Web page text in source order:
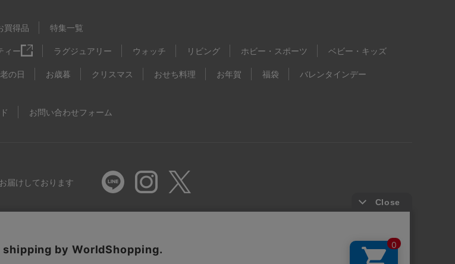
買得品 特集一覧
ィー ラグジュアリー ウォッチ リビング ホビー・スポーツ ベビー・キッズ
の日 お歳暮 クリスマス おせち料理 お年賀 福袋
バレンタインデー
お問い合わせフォーム
届けしております
特定商取引法に基づく表示 プライバシーポリシー